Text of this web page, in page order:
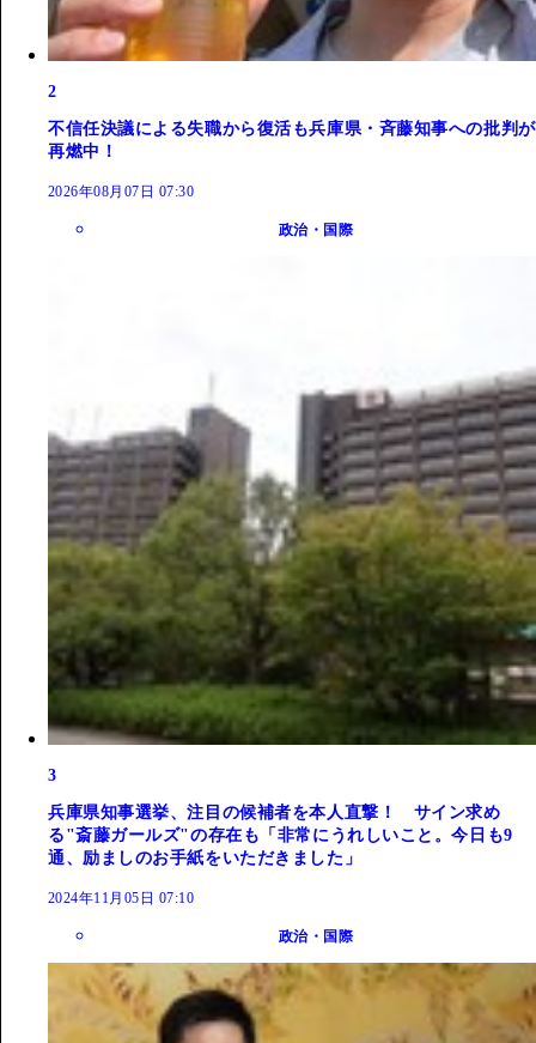
2
不信任決議による失職から復活も兵庫県・斉藤知事への批判が
再燃中！
2026年08月07日 07:30
政治・国際
3
兵庫県知事選挙、注目の候補者を本人直撃！ サイン求め
る"斎藤ガールズ"の存在も「非常にうれしいこと。今日も9
通、励ましのお手紙をいただきました」
2024年11月05日 07:10
政治・国際